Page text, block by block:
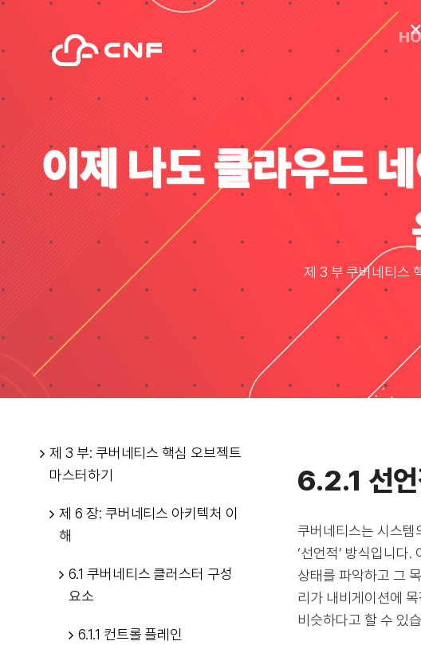
Skip
content
이제 나도 클라우드
제 3 부 쿠버네티스
제 3 부: 쿠버네티스 핵심 오브젝트
마스터하기
제 6 장: 쿠버네티스 아키텍처 이
해
6.1 쿠버네티스 클러스터 구성
요소
6.1.1 컨트롤 플레인
6.2.1 선언
쿠버네티스는 시스템
‘선언적’ 방식입니다
상태를 파악하고 그
리가 내비게이션에
비슷하다고 할 수 있